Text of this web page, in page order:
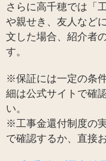
さらに高千穂では「
や親せき、友人など
文した場合、紹介者
す。
※保証には一定の条
細は公式サイトで確
い。
※工事金還付制度の
で確認するか、直接